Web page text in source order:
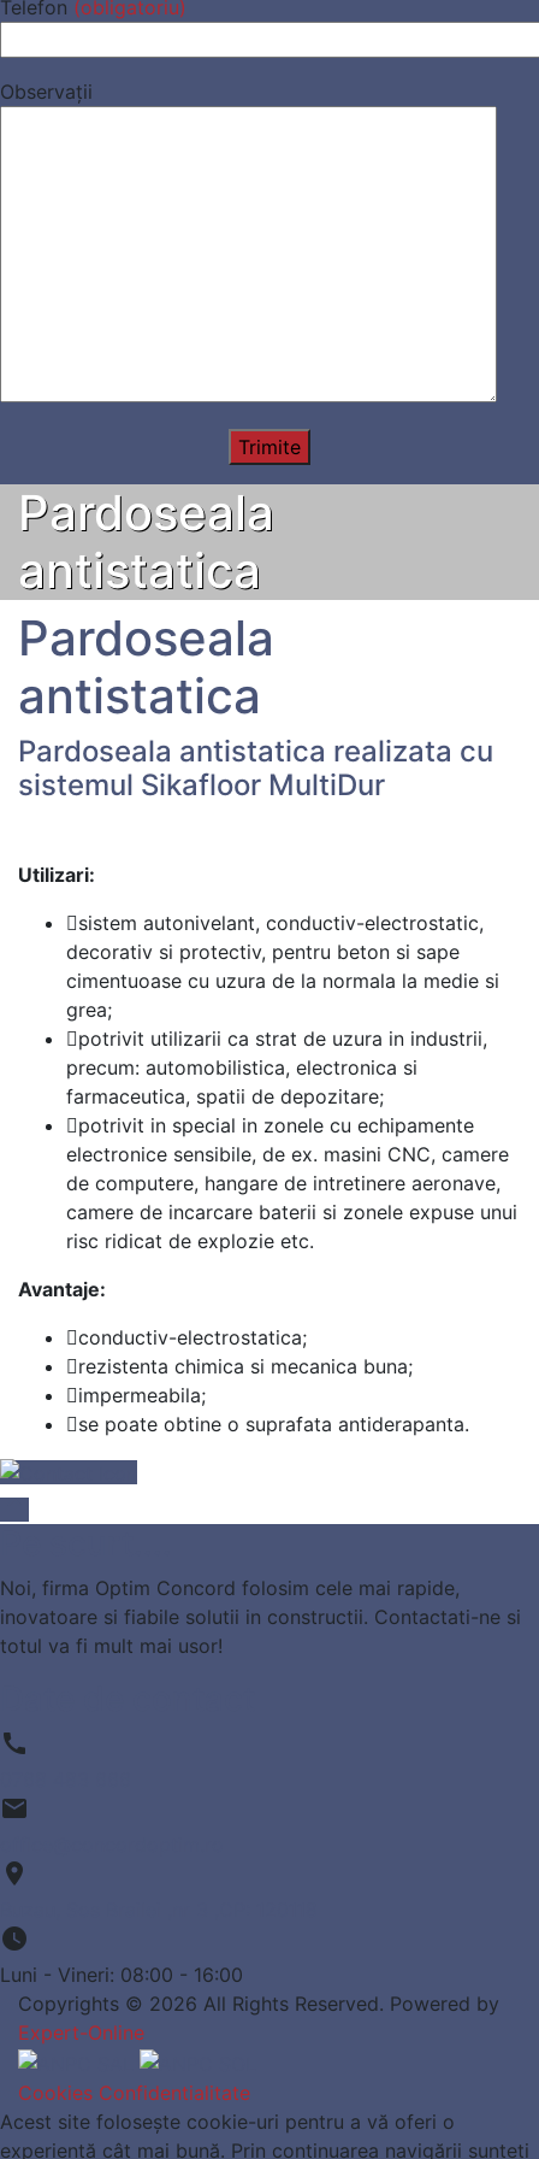
Telefon (obligatoriu)
Observații
Trimite
Pardoseala
antistatica
Pardoseala
antistatica
Pardoseala antistatica realizata cu
sistemul Sikafloor MultiDur
Utilizari:
sistem autonivelant, conductiv-electrostatic,
decorativ si protectiv, pentru beton si sape
cimentuoase cu uzura de la normala la medie si
grea;
potrivit utilizarii ca strat de uzura in industrii,
precum: automobilistica, electronica si
farmaceutica, spatii de depozitare;
potrivit in special in zonele cu echipamente
electronice sensibile, de ex. masini CNC, camere
de computere, hangare de intretinere aeronave,
camere de incarcare baterii si zonele expuse unui
risc ridicat de explozie etc.
Avantaje:
conductiv-electrostatica;
rezistenta chimica si mecanica buna;
impermeabila;
se poate obtine o suprafata antiderapanta.
expand_less
Noi, firma Optim Concord folosim cele mai rapide,
inovatoare si fiabile solutii in constructii. Contactati-ne si
totul va fi mult mai usor!
call
email
place
watch_later
Luni - Vineri: 08:00 - 16:00
Copyrights © 2026 All Rights Reserved. Powered by
Expert-Online
Cookies Confidentialitate
Acest site folosește cookie-uri pentru a vă oferi o
experiență cât mai bună. Prin continuarea navigării sunteți